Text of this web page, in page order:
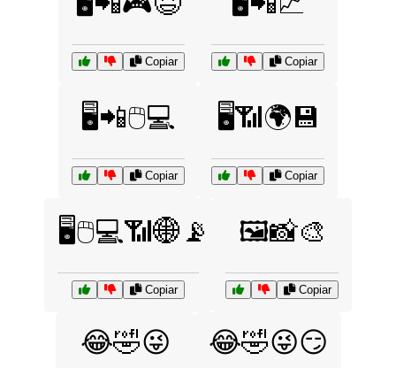
Copiar Copiar
🖥️📲🖱️💻
Copiar
🖥️📶🌍💾
Copiar
🖥️🖱️💻📶🌐📡
Copiar
🖼️📸🎨
Copiar
😂🤣😜 😂🤣😜😏